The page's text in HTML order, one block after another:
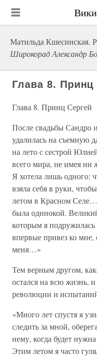
Матильда Кшесинская.
Широкорад Александр
Глава 8. Принц
Глава 8. Принц Сергей
После свадьбы Сандро
удалилась на съемную
на лето с сестрой
всего мира, не имея ни
Я хотела лишь одного:
взяла себя в руки,
летом в Красном
была одинокой.
которым я подружилась
впервые привез ко
меня…»
Тем верным другом,
остался на всю жизнь,
революции и
«Много лет спустя я
следить за мной,
нему, когда будет
Этим летом я часто